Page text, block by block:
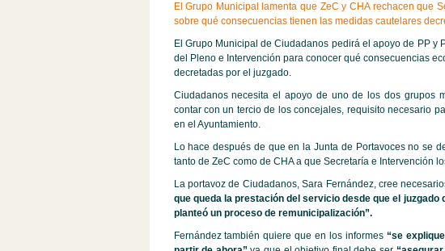
El Grupo Municipal lamenta que ZeC y CHA rechacen que
sobre qué consecuencias tienen las medidas cautelares
El Grupo Municipal de Ciudadanos pedirá el apoyo de PP y
del Pleno e Intervención para conocer qué consecuencias
decretadas por el juzgado.
Ciudadanos necesita el apoyo de uno de los dos grupos
contar con un tercio de los concejales, requisito necesario
en el Ayuntamiento.
Lo hace después de que en la Junta de Portavoces no se
tanto de ZeC como de CHA a que Secretaría e Intervención
La portavoz de Ciudadanos, Sara Fernández, cree
que queda la prestación del servicio desde que el
planteó un proceso de remunicipalización”.
Fernández también quiere que en los informes “se